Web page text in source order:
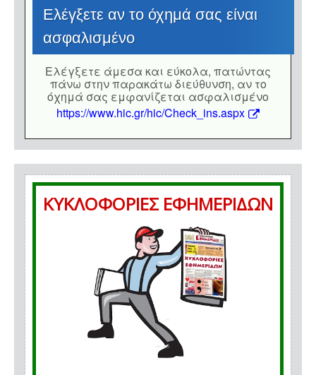
Eλέγξετε αν το όχημά σας είναι
ασφαλισμένο
Eλέγξετε άμεσα και εύκολα, πατώντας
πάνω στην παρακάτω διεύθυνση, αν το
όχημά σας εμφανίζεται ασφαλισμένο
https://www.hic.gr/hic/Check_ins.aspx
ΚΥΚΛΟΦΟΡΙΕΣ ΕΦΗΜΕΡΙΔΩΝ